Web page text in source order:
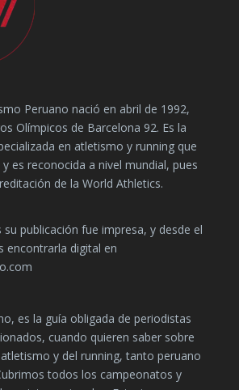
Peruano nació en abril de 1992,
Olímpicos de Barcelona 92. Es la
en atletismo y running que
es reconocida a nivel mundial, pues
de la World Athletics.
publicación fue impresa, y desde el
encontrarla digital en
es la guía obligada de periodistas
cuando quieren saber sobre
y del running, tanto peruano
todos los campeonatos y